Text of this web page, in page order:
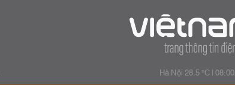
Hà Nội 28.5 °C|